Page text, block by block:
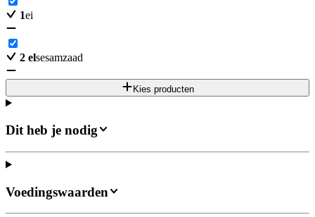
1ei
2 elsesamzaad
Kies producten
Dit heb je nodig
Voedingswaarden